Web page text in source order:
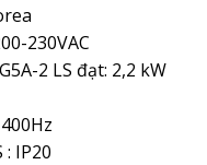
230VAC
2 LS đạt: 2,2 kW
: IP20